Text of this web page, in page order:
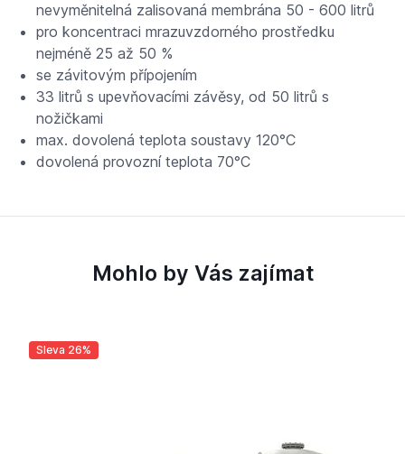
nevyměnitelná zalisovaná membrána 50 - 600 litrů
pro koncentraci mrazuvzdorného prostředku
nejméně 25 až 50 %
se závitovým přípojením
33 litrů s upevňovacími závěsy, od 50 litrů s
nožičkami
max. dovolená teplota soustavy 120°C
dovolená provozní teplota 70°C
Mohlo by Vás zajímat
Sleva 26%